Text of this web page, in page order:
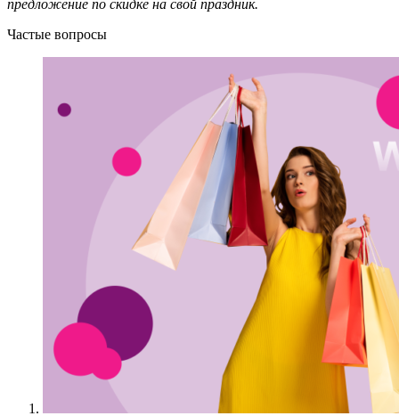
предложение по скидке на свой праздник.
Частые вопросы